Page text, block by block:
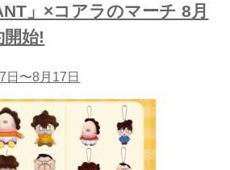
」×コアラのマーチ 8月
始!
日〜8月17日